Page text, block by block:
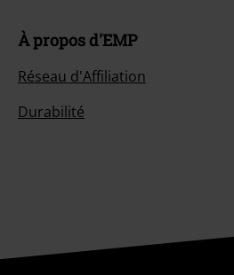
À propos d'EMP
Réseau d'Affiliation
Durabilité